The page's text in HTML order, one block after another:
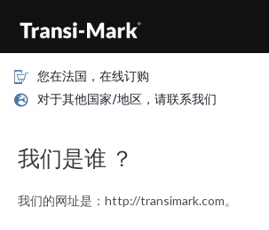
您在法国，在线订购
对于其他国家/地区，请联系我们
我们是谁 ？
我们的网址是：http://transimark.com。